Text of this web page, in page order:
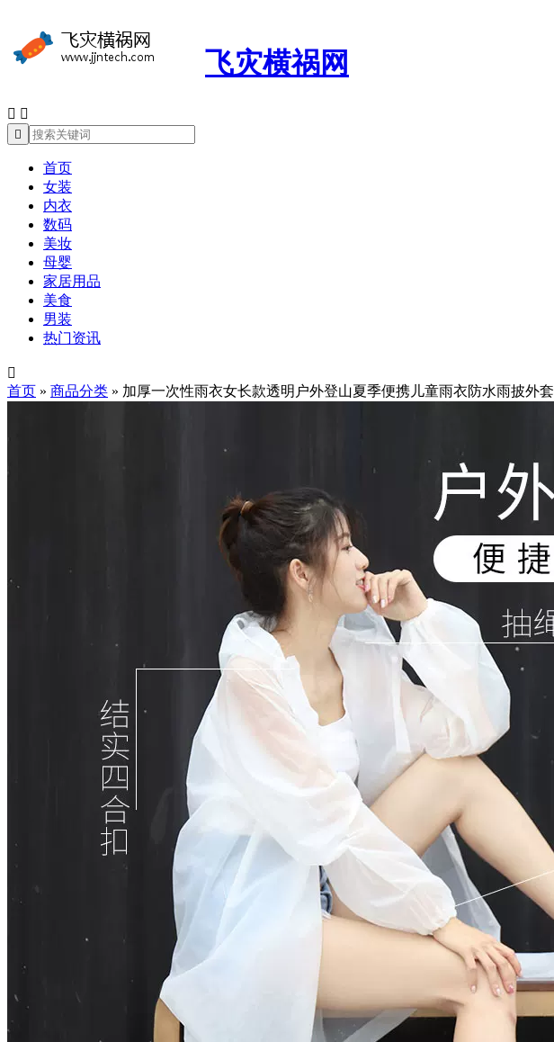
飞灾横祸网
 

首页
女装
内衣
数码
美妆
母婴
家居用品
美食
男装
热门资讯

首页 » 商品分类 » 加厚一次性雨衣女长款透明户外登山夏季便携儿童雨衣防水雨披外套